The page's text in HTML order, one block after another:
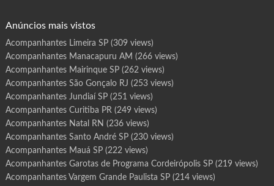
r
m
a
r
ç
t
u
b
a
S
P
Anúncios mais vistos
Acompanhantes Limeira SP(309 views)
Acompanhantes Manacapuru AM (266 views)
Acompanhantes Mairinque SP(262 views)
Acompanhantes São Gonçalo RJ (253 views)
Acompanhantes Jundiaí SP(251 views)
Acompanhantes Curitiba PR(249 views)
Acompanhantes Natal RN (236 views)
Acompanhantes Santo André SP(230 views)
Acompanhantes Mauá SP(222 views)
Acompanhantes Garotas de Programa Cordeirópolis SP(219 views)
Acompanhantes Vargem Grande Paulista SP(214 views)